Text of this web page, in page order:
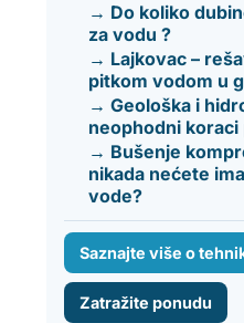
→ Do koliko
za vodu ?
→ Lajkovac –
pitkom vodom u
→ Geološka i
neophodni
→ Bušenje
nikada nećete
vode?
Saznajte više o
Zatražite ponudu